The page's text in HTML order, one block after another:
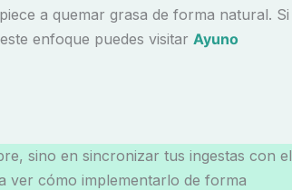
a quemar grasa de forma natural. Si
enfoque puedes visitar Ayuno
sino en sincronizar tus ingestas con el
ver cómo implementarlo de forma